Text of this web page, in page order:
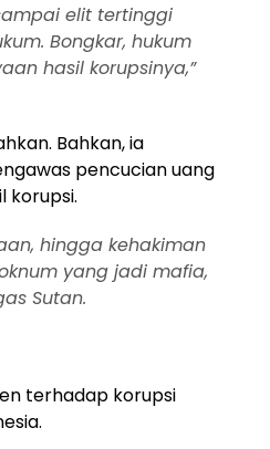
elit tertinggi
Bongkar, hukum
hasil korupsinya,”
Bahkan, ia
pencucian uang
korupsi.
hingga kehakiman
yang jadi mafia,
Sutan.
terhadap korupsi